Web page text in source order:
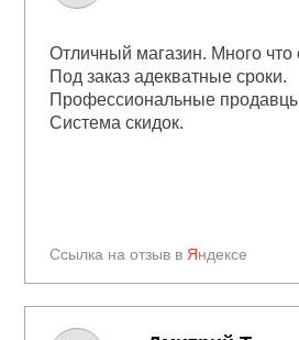
Ссылка на отзыв в Яндексе
Отличный магазин. Много что
Под заказ адекватные сроки.
Профессиональные
Система скидок.